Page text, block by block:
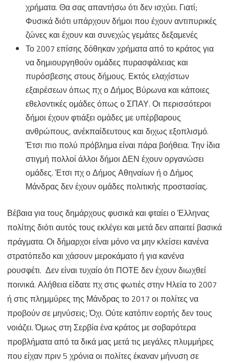
χρήματα. Θα σας απαντήσω ότι δεν ισχύει. Γιατί;
Φυσικά διότι υπάρχουν δήμοι που έχουν αντιπυρικές
ζώνες και έχουν και συνεχώς γεμάτες δεξαμενές
Το 2007 επίσης δόθηκαν χρήματα από το κράτος για
να δημιουργηθούν ομάδες πυρασφάλειας και
πυρόσβεσης στους δήμους. Εκτός ελαχίστων
εξαιρέσεων όπως πχ ο Δήμος Βύρωνα και κάποιες
εθελοντικές ομάδες όπως ο ΣΠΑΥ. Οι περισσότεροι
δήμοι έχουν φτιάξει ομάδες με υπέρβαρους
ανθρώπους, ανέκπαίδευτους και διχως εξοπλισμό.
Έτσι πιο πολύ πρόβλημα είναι πάρα βοήθεια. Την ίδια
στιγμή πολλοί άλλοι δήμοι ΔΕΝ έχουν οργανώσει
ομάδες. Έτσι πχ ο Δήμος Αθηναίων ή ο Δήμος
Μάνδρας δεν έχουν ομάδες πολιτικής προστασίας.
Βέβαια για τους δημάρχους φυσικά και φταίει ο Έλληνας
πολίτης διότι αυτός τους εκλέγει και μετά δεν απαιτεί βασικά
πράγματα. Οι δήμαρχοι είναι μόνο να μην κλείσει κανένα
στρατόπεδο και χάσουν μεροκάματο ή για κανένα
ρουσφέτι. Δεν είναι τυχαίο ότι ΠΟΤΕ δεν έχουν διωχθεί
ποινικά. Αλήθεια είδατε πχ στις φωτιές στην Ηλεία το 2007
ή στις πλημμύρες της Μάνδρας το 2017 οι πολίτες να
προβούν σε μηνύσεις; Όχι. Ούτε κατόπιν εορτής δεν τους
νοιάζει. Όμως στη Σερβία ένα κράτος με σοβαρότερα
προβλήματα από τα δικά μας μετά τις μεγάλες πλυμμήρες
που είχαν πριν 5 χρόνια οι πολίτες έκαναν μήνυση σε